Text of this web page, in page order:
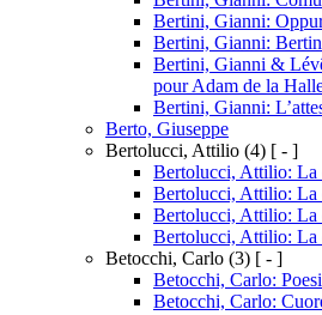
Bertini, Gianni:
Bertini, Gianni:
Bertini, Gianni &
pour Adam de la
Bertini, Gianni:
Berto, Giuseppe
Bertolucci, Attilio (4) [ - ]
Bertolucci, Attilio: La
Bertolucci, Attilio: La
Bertolucci, Attilio: La
Bertolucci, Attilio: La
Betocchi, Carlo (3) [ - ]
Betocchi, Carlo:
Betocchi, Carlo: